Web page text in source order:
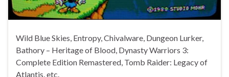
Wild Blue Skies, Entropy, Chivalware, Dungeon Lurker,
Bathory – Heritage of Blood, Dynasty Warriors 3:
Complete Edition Remastered, Tomb Raider: Legacy of
Atlantis, etc.